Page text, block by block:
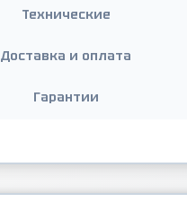
Технические
Доставка и оплата
Гарантии